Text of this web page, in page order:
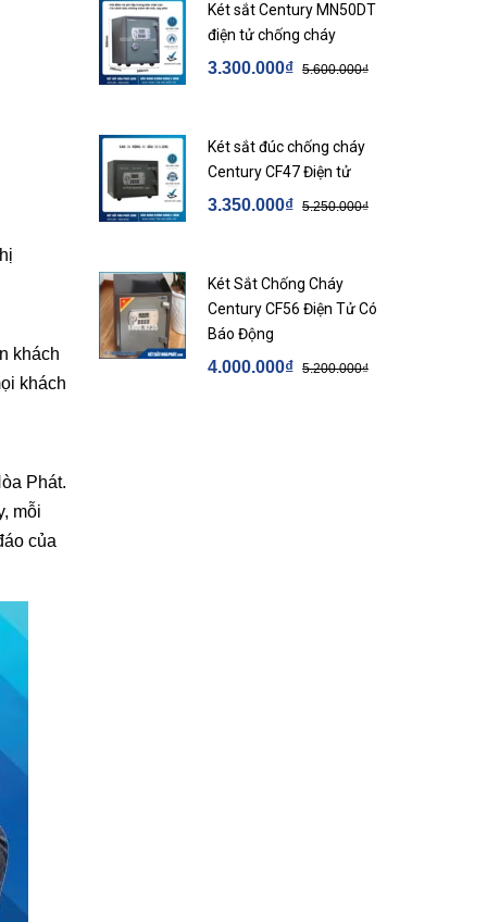
khách
khách
Phát.
mỗi
của
Két sắt Century MN50DT
điện tử chống cháy
3.300.000₫ 5.600.000₫
Két sắt đúc chống cháy
Century CF47 Điện tử
3.350.000₫ 5.250.000₫
Két Sắt Chống Cháy
Century CF56 Điện Tử Có
Báo Động
4.000.000₫ 5.200.000₫